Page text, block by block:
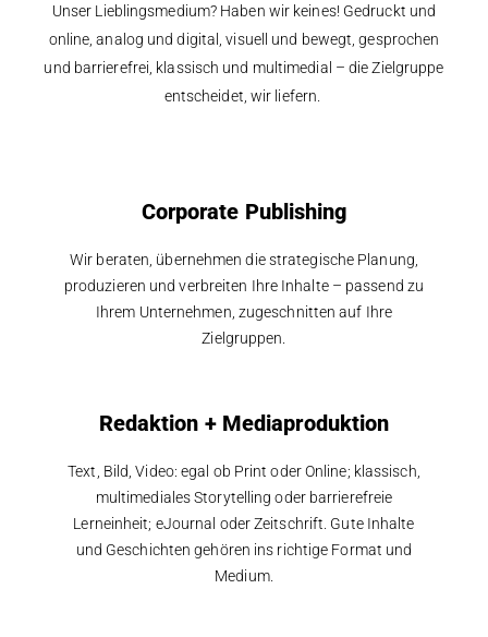
Unser Lieblingsmedium? Haben wir keines! Gedruckt und
online, analog und digital, visuell und bewegt, gesprochen
und barrierefrei, klassisch und multimedial – die Zielgruppe
entscheidet, wir liefern.
Corporate Publishing
Wir beraten, übernehmen die strategische Planung,
produzieren und verbreiten Ihre Inhalte – passend zu
Ihrem Unternehmen, zugeschnitten auf Ihre
Zielgruppen.
Redaktion + Mediaproduktion
Text, Bild, Video: egal ob Print oder Online; klassisch,
multimediales Storytelling oder barrierefreie
Lerneinheit; eJournal oder Zeitschrift. Gute Inhalte
und Geschichten gehören ins richtige Format und
Medium.